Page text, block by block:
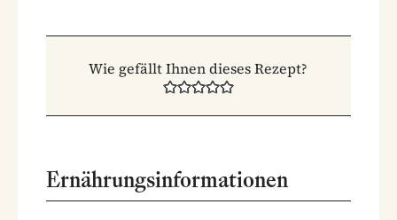
Wie gefällt Ihnen dieses Rezept?
Ernährungsinformationen